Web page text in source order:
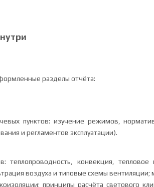
разделы отчёта:
пунктов: изучение режимов,
и регламентов эксплуатации).
конвекция, тепловое
воздуха и типовые схемы вентиляции;
принципы расчёта светового